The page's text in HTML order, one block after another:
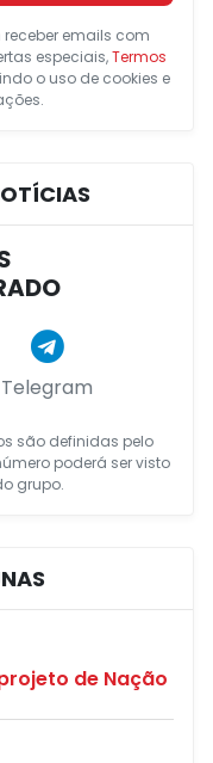
emails com
especiais,Termos
o uso de cookies e
Telegram
são definidas pelo
poderá ser visto
grupo.
de Nação